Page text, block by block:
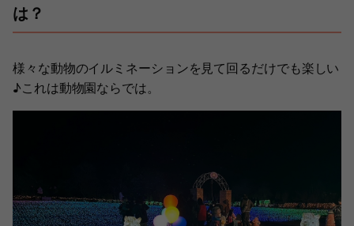
は？
様々な動物のイルミネーションを見て回るだけでも楽しい
♪これは動物園ならでは。